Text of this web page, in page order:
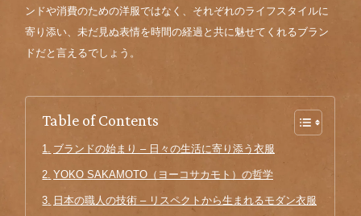
ンドや消費のための洋服ではなく、それぞれのライフスタイルに
寄り添い、未だ見ぬ表情を時間の経過と共に魅せてくれるブラン
ドだと言えるでしょう。
Table of Contents
ブランドの始まり – 日々の生活に寄り添う衣服
YOKO SAKAMOTO（ヨーコサカモト）の哲学
日本の職人の技術 – リスペクトから生まれるモダン衣服